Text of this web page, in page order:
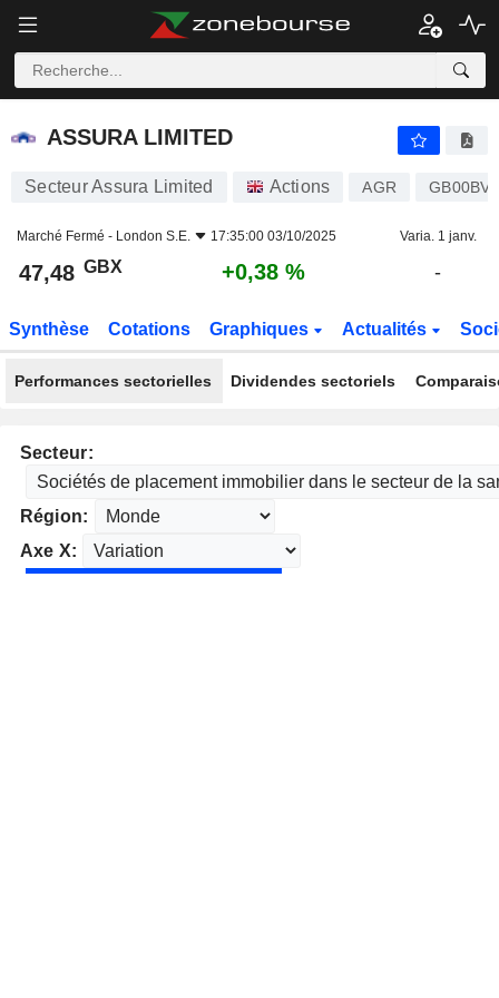
ASSURA LIMITED +0,38 %
ASSURA LIMITED
Secteur Assura Limited Actions AGR
Marché Fermé - London S.E. 17:35:00 03/10/2025 Varia. 1 janv.
47,48 GBX +0,38 % -
Synthèse Cotations Graphiques Actualités
Performances sectorielles Dividendes sectoriels
Secteur:
Région:
Axe X: